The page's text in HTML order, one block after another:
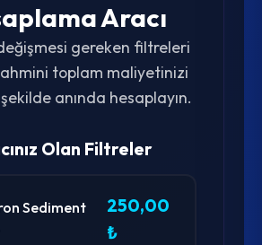
Aracı
gereken filtreleri
toplam maliyetinizi
anında hesaplayın.
Olan Filtreler
Sediment
250,00
₺